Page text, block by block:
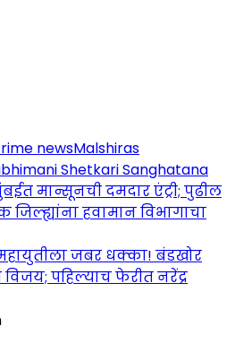
newsMalshiras
Shetkari Sanghatana
मान्सूनची दमदार एंट्री; पुढील
जिल्ह्यांना हवामान विभागाचा
जबर धक्का! बंडखोर
पहिल्याच फेरीत नरेंद्र